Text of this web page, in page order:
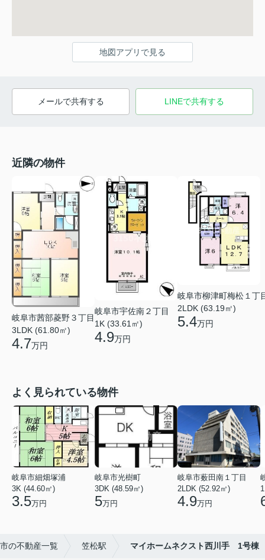
地図アプリで見る
メールで共有する LINEで共有する
近隣の物件
岐阜市茜部菱野３丁目
3LDK (61.80㎡)
4.7万円
岐阜市宇佐南２丁目
1K (33.61㎡)
4.9万円
岐阜市柳津町梅松１丁
2LDK (63.19㎡)
5.4万円
よく見られている物件
岐阜市細畑塚浦
3K (44.60㎡)
3.5万円
岐阜市光樹町
3DK (48.59㎡)
5万円
岐阜市薮田南１丁目
2LDK (52.92㎡)
4.9万円
の不動産一覧 笠松駅 マイホームネクスト西川手 1号棟